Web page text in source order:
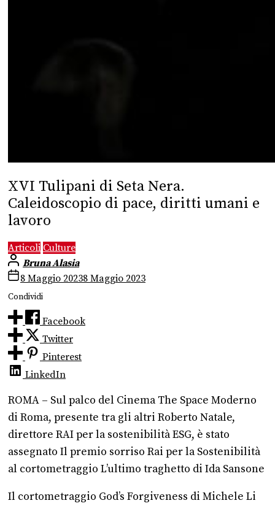
XVI Tulipani di Seta Nera.
Caleidoscopio di pace, diritti umani e
lavoro
Articoli Culture
Bruna Alasia
8 Maggio 20238 Maggio 2023
Condividi
Facebook
Twitter
Pinterest
LinkedIn
ROMA – Sul palco del Cinema The Space Moderno
di Roma, presente tra gli altri Roberto Natale,
direttore RAI per la sostenibilità ESG, è stato
assegnato Il premio sorriso Rai per la Sostenibilità
al cortometraggio L’ultimo traghetto di Ida Sansone
Il cortometraggio God’s Forgiveness di Michele Li